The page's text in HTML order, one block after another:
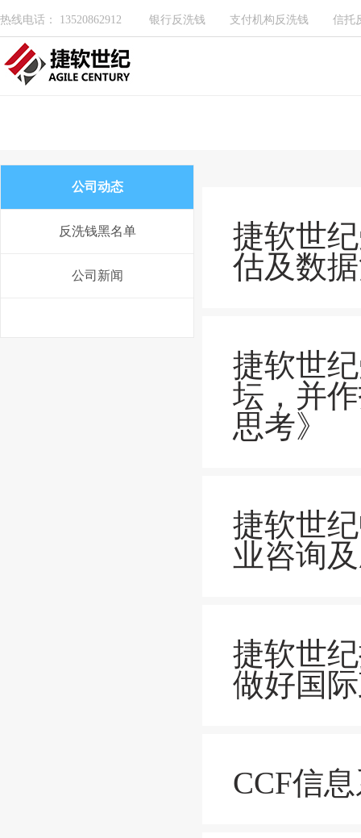
热线电话： 13520862912 银行反洗钱 支付机构反洗钱 信托
公司动态
反洗钱黑名单
公司新闻
捷软世
估及数
捷软世
坛，并
思考》
捷软世
业咨询
捷软世
做好国
CCF信